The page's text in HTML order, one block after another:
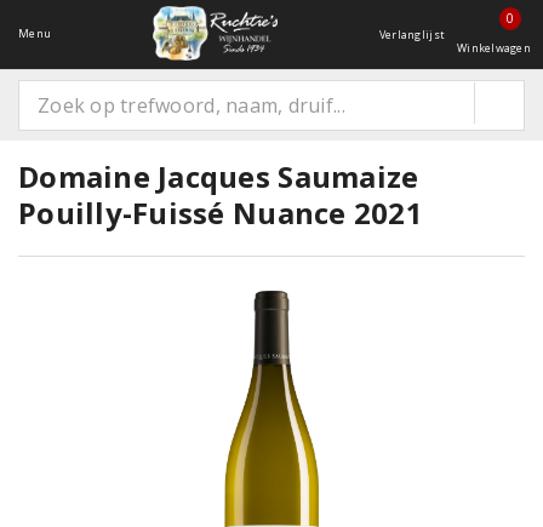
Menu Verlanglijst
0
Winkelwagen
Domaine Jacques Saumaize
Pouilly-Fuissé Nuance 2021